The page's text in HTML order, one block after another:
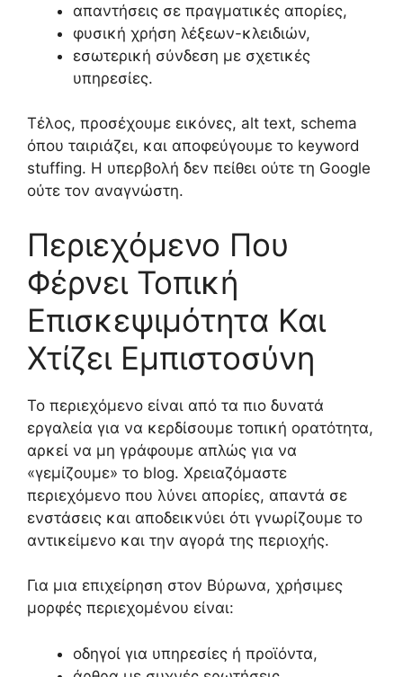
απαντήσεις σε πραγματικές απορίες,
φυσική χρήση λέξεων-κλειδιών,
εσωτερική σύνδεση με σχετικές
υπηρεσίες.
Τέλος, προσέχουμε εικόνες, alt text, schema
όπου ταιριάζει, και αποφεύγουμε το keyword
stuffing. Η υπερβολή δεν πείθει ούτε τη Google
ούτε τον αναγνώστη.
Περιεχόμενο Που
Φέρνει Τοπική
Επισκεψιμότητα Και
Χτίζει Εμπιστοσύνη
Το περιεχόμενο είναι από τα πιο δυνατά
εργαλεία για να κερδίσουμε τοπική ορατότητα,
αρκεί να μη γράφουμε απλώς για να
«γεμίζουμε» το blog. Χρειαζόμαστε
περιεχόμενο που λύνει απορίες, απαντά σε
ενστάσεις και αποδεικνύει ότι γνωρίζουμε το
αντικείμενο και την αγορά της περιοχής.
Για μια επιχείρηση στον Βύρωνα, χρήσιμες
μορφές περιεχομένου είναι:
οδηγοί για υπηρεσίες ή προϊόντα,